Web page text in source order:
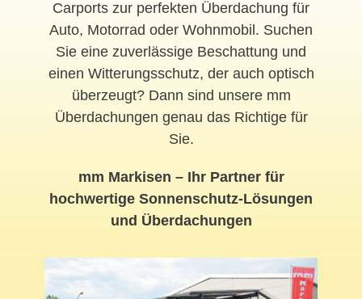
Carports zur perfekten Überdachung für
Auto, Motorrad oder Wohnmobil. Suchen
Sie eine zuverlässige Beschattung und
einen Witterungsschutz, der auch optisch
überzeugt? Dann sind unsere mm
Überdachungen genau das Richtige für
Sie.
mm Markisen – Ihr Partner für
hochwertige Sonnenschutz-Lösungen
und Überdachungen